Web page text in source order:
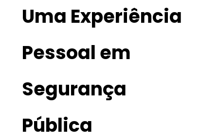
Uma Experiência
Pessoal em
Segurança
Pública